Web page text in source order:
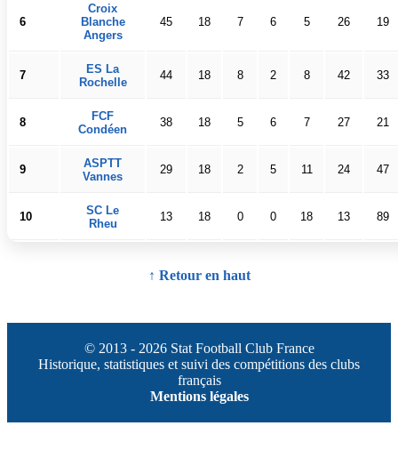
6
Croix
Blanche
Angers
45 18 7 6 5 26 19
7
ES La
Rochelle
44 18 8 2 8 42 33
8
FCF
Condéen
38 18 5 6 7 27 21
9
ASPTT
Vannes
29 18 2 5 11 24 47
10
SC Le
Rheu
13 18 0 0 18 13 89
↑ Retour en haut
© 2013 - 2026 Stat Football Club France
Historique, statistiques et suivi des compétitions des clubs
français
Mentions légales